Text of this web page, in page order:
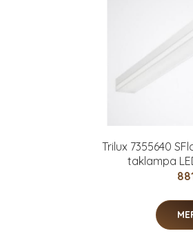
Trilux 7355640
taklampa